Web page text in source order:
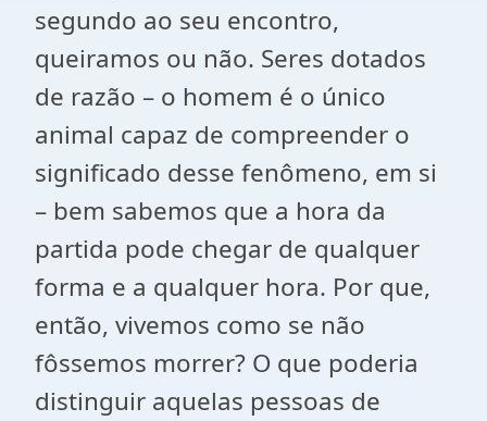
segundo ao seu encontro,
queiramos ou não. Seres dotados
de razão – o homem é o único
animal capaz de compreender o
significado desse fenômeno, em si
– bem sabemos que a hora da
partida pode chegar de qualquer
forma e a qualquer hora. Por que,
então, vivemos como se não
fôssemos morrer? O que poderia
distinguir aquelas pessoas de